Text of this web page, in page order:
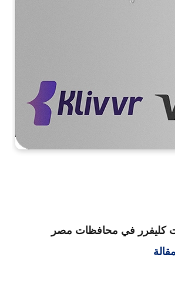
كليفرر في محافظات مصر